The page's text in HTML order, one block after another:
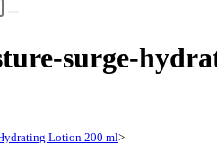
surge-
Lotion 200 ml>